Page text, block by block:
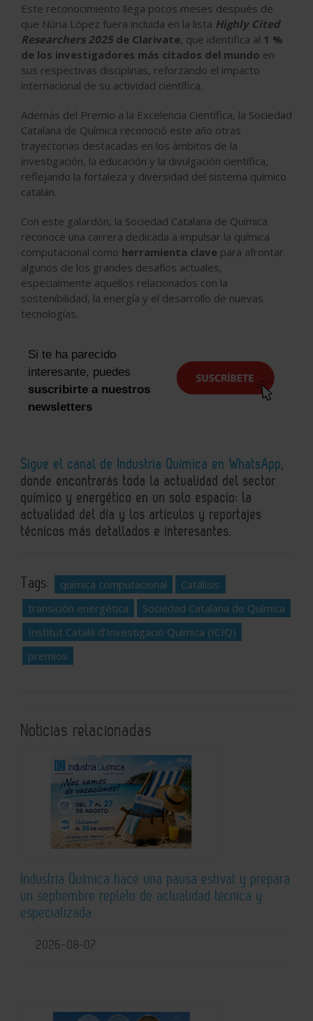
Este reconocimiento llega pocos meses después de
que Núria López fuera incluida en la lista Highly Cited
Researchers 2025 de Clarivate, que identifica al 1 %
de los investigadores más citados del mundo en
sus respectivas disciplinas, reforzando el impacto
internacional de su actividad científica.
Además del Premio a la Excelencia Científica, la Sociedad
Catalana de Química reconoció este año otras
trayectorias destacadas en los ámbitos de la
investigación, la educación y la divulgación científica,
reflejando la fortaleza y diversidad del sistema químico
catalán.
Con este galardón, la Sociedad Catalana de Química
reconoce una carrera dedicada a impulsar la química
computacional como herramienta clave para afrontar
algunos de los grandes desafíos actuales,
especialmente aquellos relacionados con la
sostenibilidad, la energía y el desarrollo de nuevas
tecnologías.
Si te ha parecido
interesante, puedes
suscribirte a nuestros
newsletters
Sigue el canal de Industria Química en WhatsApp,
donde encontrarás toda la actualidad del sector
químico y energético en un solo espacio: la
actualidad del día y los artículos y reportajes
técnicos más detallados e interesantes.
Tags: química computacional
Catálisis
transición energética
Sociedad Catalana de Química
Institut Catalá d’Investigació Química (ICIQ)
premios
Noticias relacionadas
Industria Química hace una pausa estival y prepara
un septiembre repleto de actualidad técnica y
especializada
2026-08-07